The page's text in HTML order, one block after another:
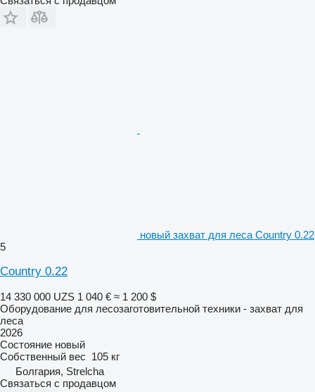
новый захват для леса Country 0.22
5
Country 0.22
14 330 000 UZS 1 040 € ≈ 1 200 $
Оборудование для лесозаготовительной техники - захват для
леса
2026
Состояние новый
Собственный вес 105 кг
Болгария, Strelcha
Связаться с продавцом